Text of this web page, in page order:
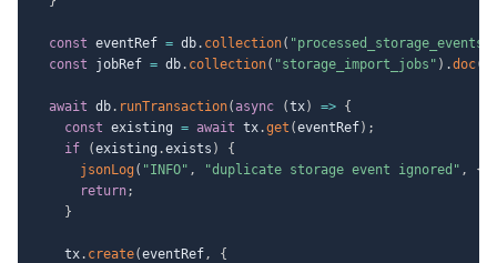
const eventRef = db. collection( "processed_storage_events"
const jobRef = db. collection( "storage_import_jobs" ) .doc(
await db. runTransaction( async (tx) => {
const existing = await tx.get (eventRef) ;
if
(existing .exists )
{
jsonLog ( "INFO" , "duplicate storage event ignored" , {
return;
}
    tx
. create(eventRef,
{